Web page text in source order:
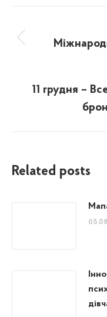
navigation
11 грудня –
Related posts